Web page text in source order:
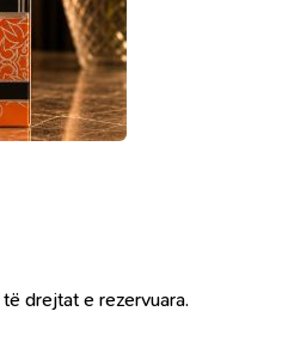
drejtat e rezervuara.